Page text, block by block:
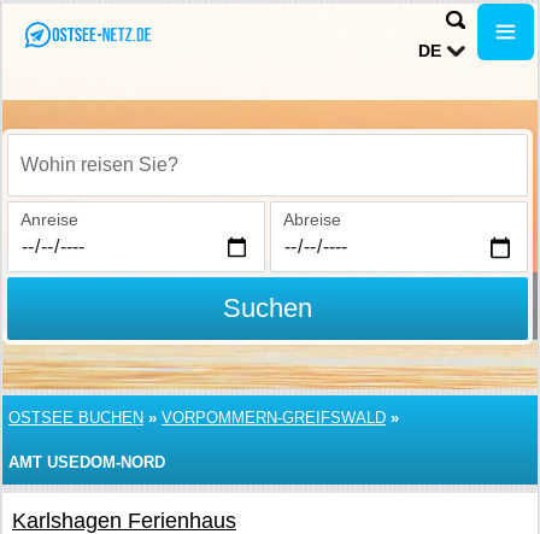
DE
Wohin reisen Sie?
Anreise Abreise
Suchen
OSTSEE BUCHEN » VORPOMMERN-GREIFSWALD »
AMT USEDOM-NORD
Karlshagen Ferienhaus